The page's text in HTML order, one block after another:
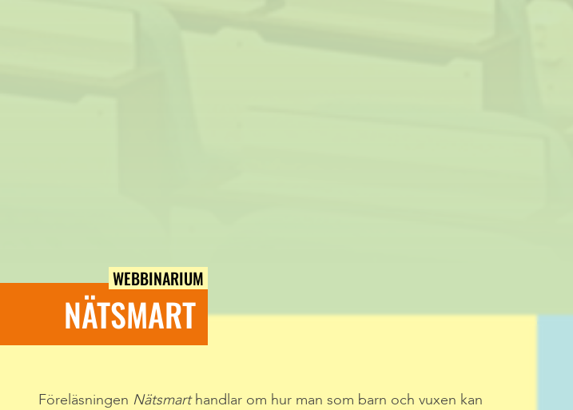
WEBBINARIUM
NÄTSMART
Föreläsningen Nätsmarthandlar om hur man som barn och vuxen kan